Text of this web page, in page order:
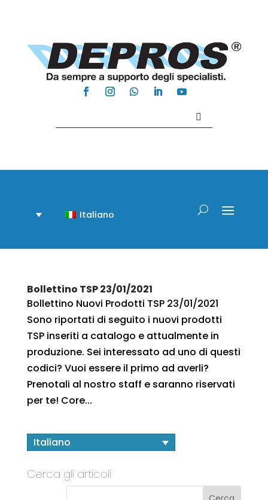
Italiano
Bollettino TSP 23/01/2021
Bollettino Nuovi Prodotti TSP 23/01/2021
Sono riportati di seguito i nuovi prodotti
TSP inseriti a catalogo e attualmente in
produzione. Sei interessato ad uno di questi
codici? Vuoi essere il primo ad averli?
Prenotali al nostro staff e saranno riservati
per te! Core...
Italiano
Cerca gli articoli